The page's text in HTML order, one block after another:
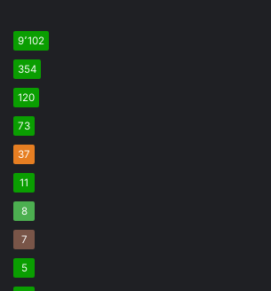
9٬102
354
120
73
37
11
8
7
5